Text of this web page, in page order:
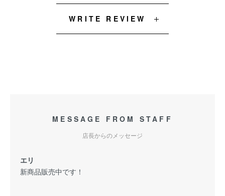
WRITE REVIEW
MESSAGE FROM STAFF
店長からのメッセージ
エリ
新商品販売中です！